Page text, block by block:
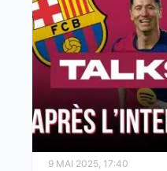
9 MAI 2025, 17:40